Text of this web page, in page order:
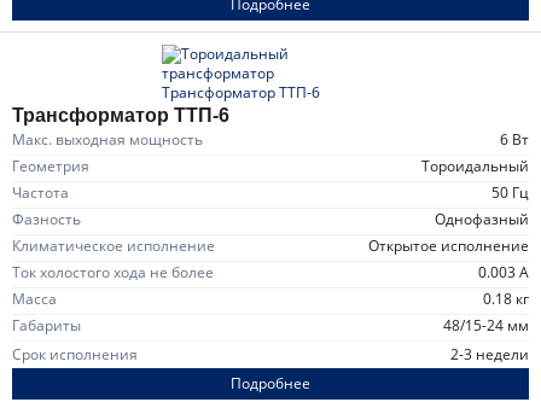
Подробнее
Трансформатор ТТП-6
Макс. выходная мощность
6 Вт
Геометрия
тороидальный
Частота
50 Гц
Фазность
однофазный
Климатическое исполнение
открытое исполнение
Ток холостого хода не более
0.003 А
Масса
0.18 кг
Габариты
48/15-24 мм
Срок исполнения
2-3 недели
Подробнее